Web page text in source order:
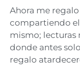
Ahora me
compartiendo
mismo; lecturas
donde antes
regalo